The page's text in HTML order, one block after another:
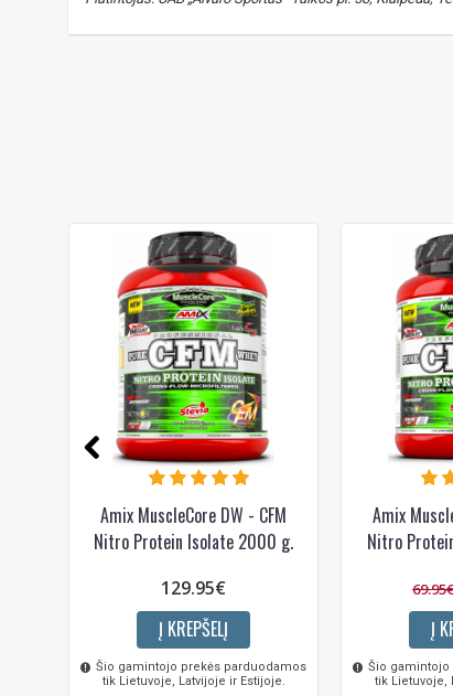
Amix MuscleCore DW - CFM
Nitro Protein Isolate 2000 g.
129.95€
Į KREPŠELĮ
Šio gamintojo prekės parduodamos
tik Lietuvoje, Latvijoje ir Estijoje.
Amix
Nitro
69.95€
Į
Šio
tik Lietuvoje,